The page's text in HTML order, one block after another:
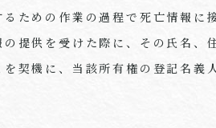
ための作業の過程で死亡情報に
提供を受けた際に、その氏名、
契機に、当該所有権の登記名義